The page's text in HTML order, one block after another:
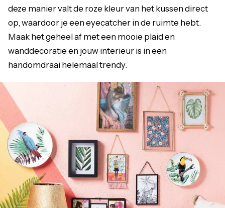
deze manier valt de roze kleur van het kussen direct
op, waardoor je een eyecatcher in de ruimte hebt.
Maak het geheel af met een mooie plaid en
wanddecoratie en jouw interieur is in een
handomdraai helemaal trendy.